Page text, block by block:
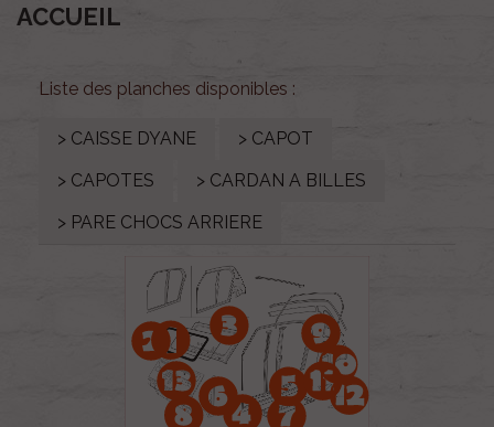
ACCUEIL
Liste des planches disponibles :
> CAISSE DYANE
> CAPOT
> CAPOTES
> CARDAN A BILLES
> PARE CHOCS ARRIERE